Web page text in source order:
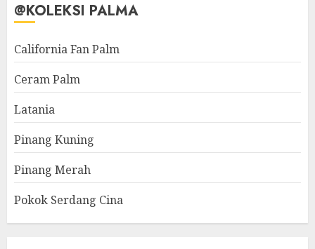
@KOLEKSI PALMA
California Fan Palm
Ceram Palm
Latania
Pinang Kuning
Pinang Merah
Pokok Serdang Cina